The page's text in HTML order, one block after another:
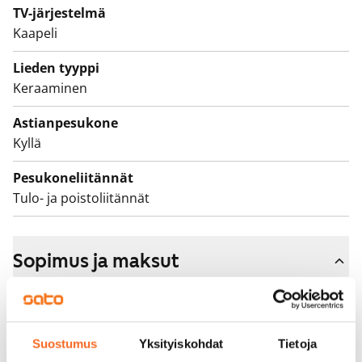
Suostumus Yksityiskohdat Tietoja
TV-järjestelmä
Kaapeli
Lieden tyyppi
Keraaminen
Astianpesukone
Kyllä
Pesukoneliitännät
Tulo- ja poistoliitännät
Sopimus ja maksut
Vapautuminen
Vuokrattu